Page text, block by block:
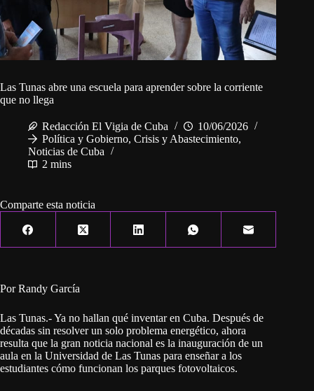
Las Tunas abre una escuela para aprender sobre la corriente
que no llega
Redacción El Vigia de Cuba
10/06/2026
Política y Gobierno, Crisis y Abastecimiento,
Noticias de Cuba
2 mins
Comparte esta noticia
Por Randy García
Las Tunas.- Ya no hallan qué inventar en Cuba. Después de
décadas sin resolver un solo problema energético, ahora
resulta que la gran noticia nacional es la inauguración de un
aula en la Universidad de Las Tunas para enseñar a los
estudiantes cómo funcionan los parques fotovoltaicos.